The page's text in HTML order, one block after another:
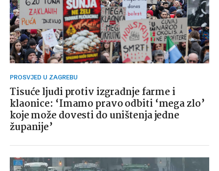
PROSVJED U ZAGREBU
Tisuće ljudi protiv izgradnje farme i
klaonice: ‘Imamo pravo odbiti ‘mega zlo’
koje može dovesti do uništenja jedne
županije’